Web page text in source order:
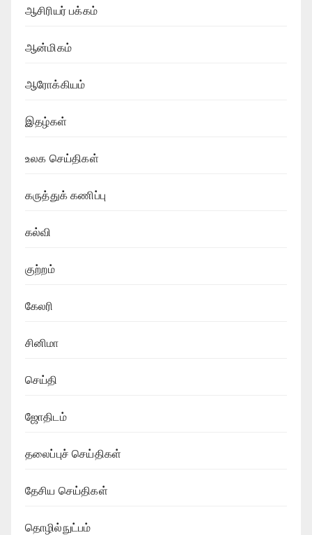
ஆசிரியர் பக்கம்
ஆன்மிகம்
ஆரோக்கியம்
இதழ்கள்
உலக செய்திகள்
கருத்துக் கணிப்பு
கல்வி
குற்றம்
கேலரி
சினிமா
செய்தி
ஜோதிடம்
தலைப்புச் செய்திகள்
தேசிய செய்திகள்
தொழில்நுட்பம்